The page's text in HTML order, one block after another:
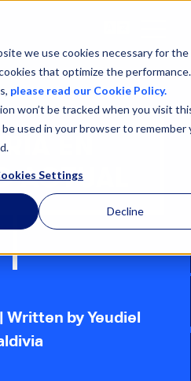
we use cookies necessary for the
that optimize the
please read our Cookie Policy.
won’t be tracked when you visit
used in your browser to remember
Settings
Decline
Menu
EN
ACTUAL
| Written by Yeudiel